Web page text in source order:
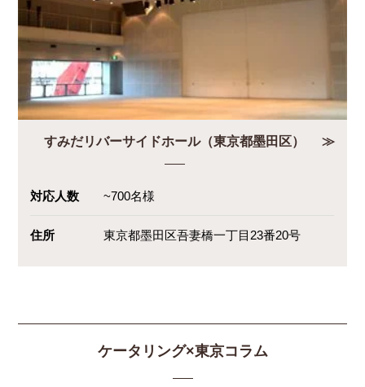
すみだリバーサイドホール（東京都墨田区）
対応人数 ~700名様
住所 東京都墨田区吾妻橋一丁目23番20号
ケータリング×東京コラム